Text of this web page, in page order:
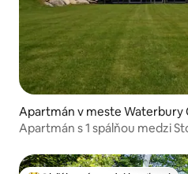
Apartmán v meste Waterbury
Apartmán s 1 spálňou medzi